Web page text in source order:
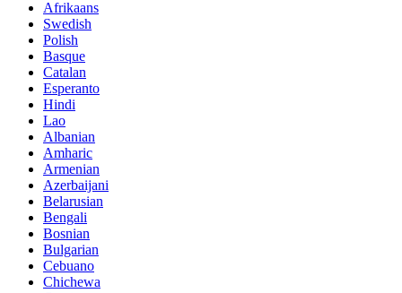
Afrikaans
Swedish
Polish
Basque
Catalan
Esperanto
Hindi
Lao
Albanian
Amharic
Armenian
Azerbaijani
Belarusian
Bengali
Bosnian
Bulgarian
Cebuano
Chichewa